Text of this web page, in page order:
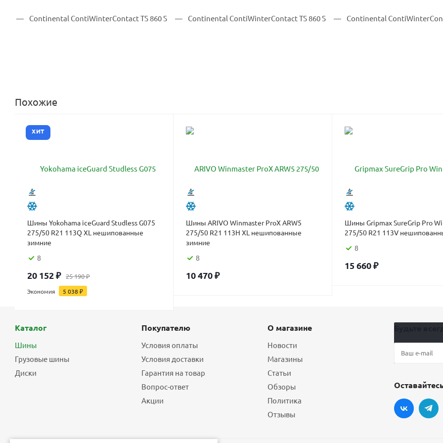
Похожие
ХИТ
Шины Yokohama iceGuard Studless G075
275/50 R21 113Q XL нешипованные
зимние
8
20 152₽ 25 190₽
Экономия 5 038 ₽
Шины ARIVO Winmaster ProX ARW5
275/50 R21 113H XL нешипованные
зимние
8
10 470₽
Шины Gripmax SureGrip Pro
275/50 R21 113V
8
15 660₽
Каталог
Шины
Грузовые шины
Диски
Покупателю
Условия оплаты
Условия доставки
Гарантия на товар
Вопрос-ответ
Акции
О магазине
Новости
Магазины
Статьи
Обзоры
Политика
Отзывы